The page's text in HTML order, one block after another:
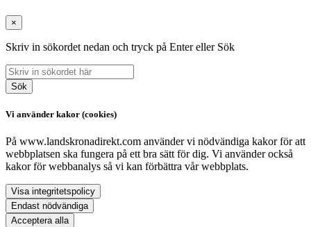
×
Skriv in sökordet nedan och tryck på Enter eller Sök
Sök
Vi använder kakor (cookies)
På www.landskronadirekt.com använder vi nödvändiga kakor för att
webbplatsen ska fungera på ett bra sätt för dig. Vi använder också
kakor för webbanalys så vi kan förbättra vår webbplats.
Visa integritetspolicy
Endast nödvändiga
Acceptera alla